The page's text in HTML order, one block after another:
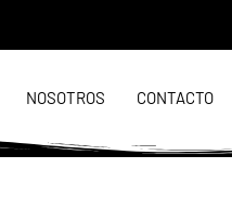
NOSOTROS CONTACTO